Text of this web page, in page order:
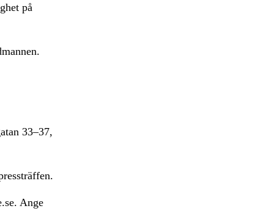
på
33–37,
Ange